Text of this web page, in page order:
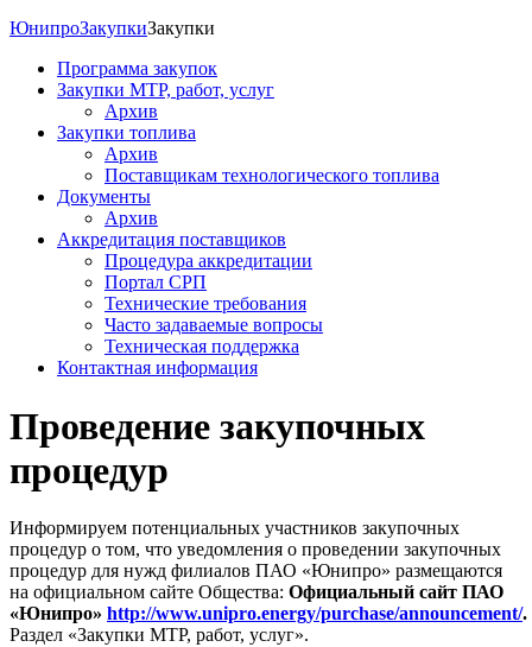
ЮнипроЗакупкиЗакупки
Программа закупок
Закупки МТР, работ, услуг
Архив
Закупки топлива
Архив
Поставщикам технологического топлива
Документы
Архив
Аккредитация поставщиков
Процедура аккредитации
Портал СРП
Технические требования
Часто задаваемые вопросы
Техническая поддержка
Контактная информация
Проведение закупочных
процедур
Информируем потенциальных участников закупочных
процедур о том, что уведомления о проведении закупочных
процедур для нужд филиалов ПАО «Юнипро» размещаются
на официальном сайте Общества: Официальный сайт ПАО
«Юнипро» http://www.unipro.energy/purchase/announcement/.
Раздел «Закупки МТР, работ, услуг».